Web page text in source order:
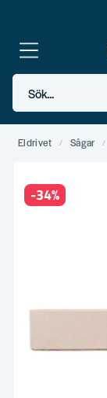
Sök...
Eldrivet Sågar
-34%